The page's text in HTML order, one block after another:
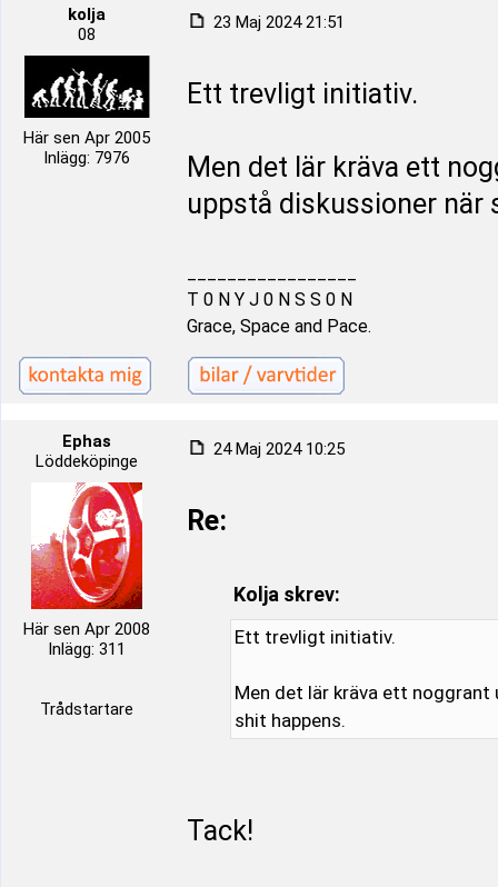
kolja
08
Här sen Apr 2005
Inlägg: 7976
23 Maj 2024 21:51
Ett trevligt initiativ.
Men det lär kräva ett
uppstå diskussioner när
T 0 N Y J 0 N S S 0 N
Grace, Space and Pace.
Ephas
Löddeköpinge
Här sen Apr 2008
Inlägg: 311
Trådstartare
24 Maj 2024 10:25
Re:
Kolja skrev:
Ett trevligt initiativ.
Men det lär kräva ett
shit happens.
Tack!